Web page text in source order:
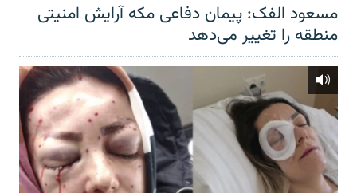
مسعود الفک: پیمان دفاعی مکه آرایش امنیتی
منطقه را تغییر می‌دهد